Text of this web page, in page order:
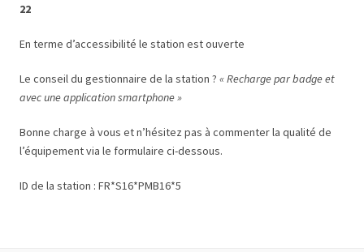
22
En terme d’accessibilité le station est ouverte
Le conseil du gestionnaire de la station ? « Recharge par badge et
avec une application smartphone »
Bonne charge à vous et n’hésitez pas à commenter la qualité de
l’équipement via le formulaire ci-dessous.
ID de la station : FR*S16*PMB16*5